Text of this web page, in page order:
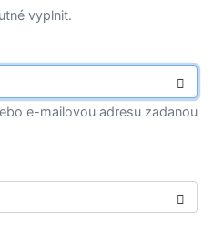
vyplnit.
e-mailovou adresu zadanou